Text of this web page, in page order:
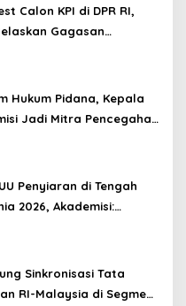
Calon KPI di DPR RI,
Gagasan
Ekosistem Penyiaran
Hukum Pidana, Kepala
Jadi Mitra Pencegahan
Penyiaran di Tengah
2026, Akademisi:
“Messi dan Ronaldo”
Sinkronisasi Tata
RI-Malaysia di Segmen